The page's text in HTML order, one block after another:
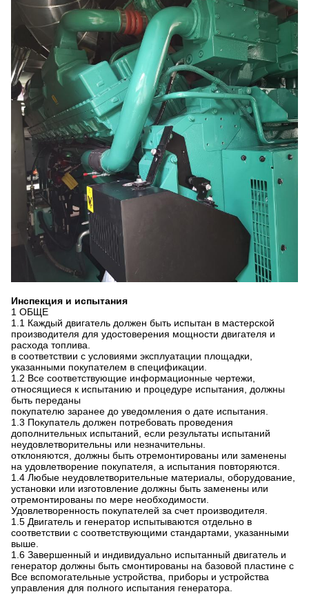
Инспекция и испытания
1 ОБЩЕ
1.1 Каждый двигатель должен быть испытан в мастерской
производителя для удостоверения мощности двигателя и
расхода топлива.
в соответствии с условиями эксплуатации площадки,
указанными покупателем в спецификации.
1.2 Все соответствующие информационные чертежи,
относящиеся к испытанию и процедуре испытания, должны
быть переданы
покупателю заранее до уведомления о дате испытания.
1.3 Покупатель должен потребовать проведения
дополнительных испытаний, если результаты испытаний
неудовлетворительны или незначительны.
отклоняются, должны быть отремонтированы или заменены
на удовлетворение покупателя, а испытания повторяются.
1.4 Любые неудовлетворительные материалы, оборудование,
установки или изготовление должны быть заменены или
отремонтированы по мере необходимости.
Удовлетворенность покупателей за счет производителя.
1.5 Двигатель и генератор испытываются отдельно в
соответствии с соответствующими стандартами, указанными
выше.
1.6 Завершенный и индивидуально испытанный двигатель и
генератор должны быть смонтированы на базовой пластине с
Все вспомогательные устройства, приборы и устройства
управления для полного испытания генератора.